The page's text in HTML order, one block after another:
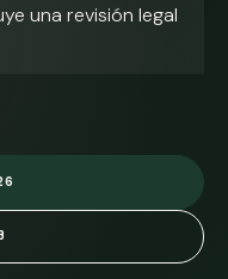
una revisión legal